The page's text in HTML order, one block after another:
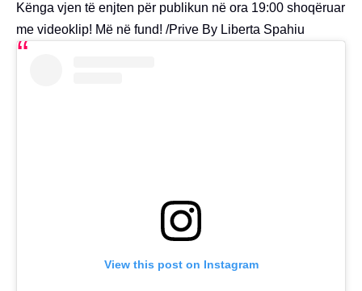
Kënga vjen të enjten për publikun në ora 19:00 shoqëruar
me videoklip! Më në fund! /Prive By Liberta Spahiu
View this post on Instagram